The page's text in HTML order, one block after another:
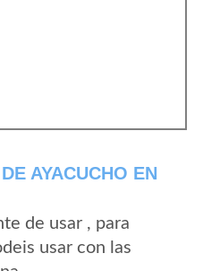
AYACUCHO EN
de usar , para
usar con las